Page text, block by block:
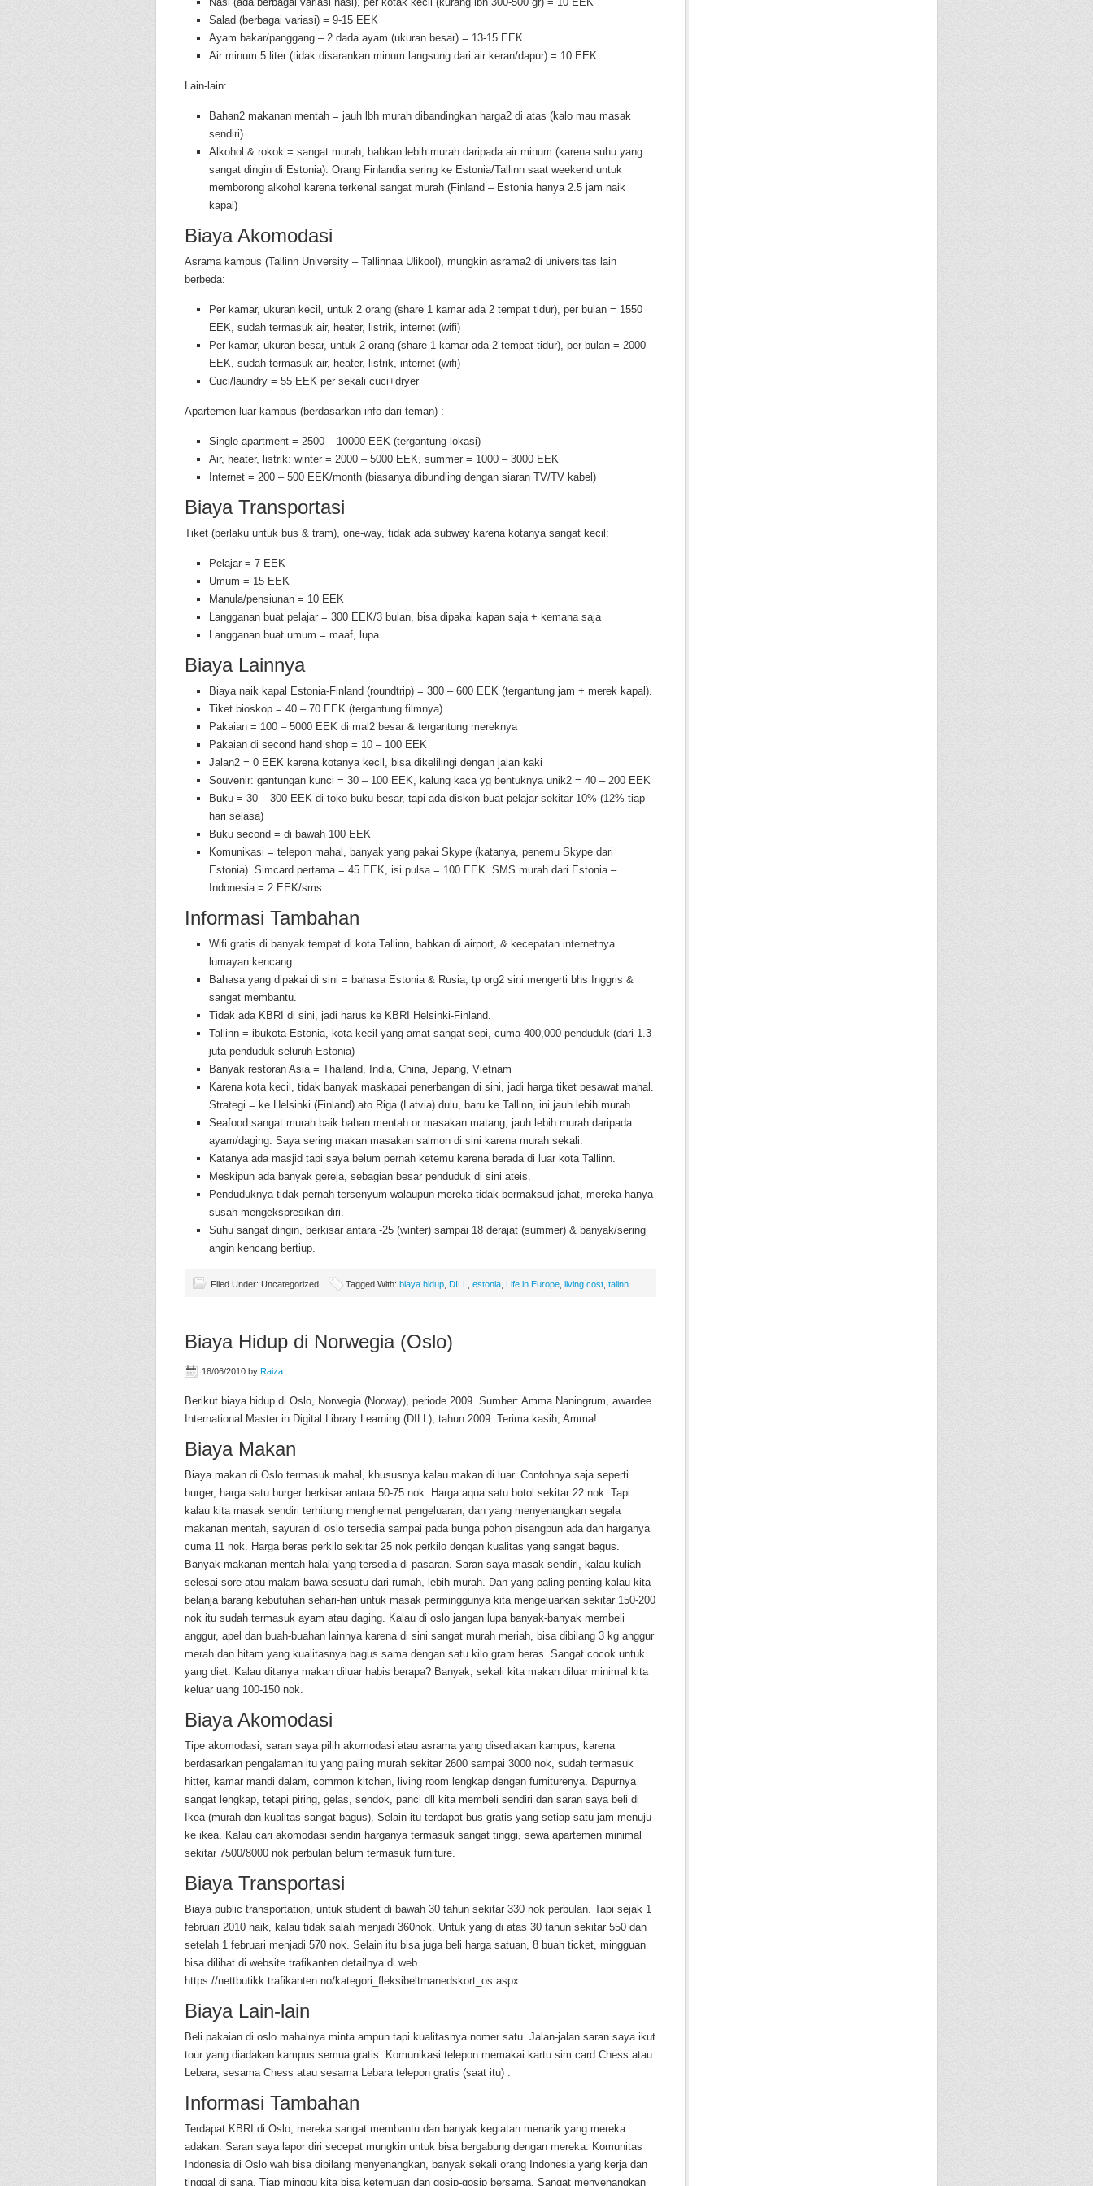
Salad (berbagai variasi) = 9-15 EEK
Ayam bakar/panggang – 2 dada ayam (ukuran besar) = 13-15 EEK
Air minum 5 liter (tidak disarankan minum langsung dari air keran/dapur) = 10 EEK
Lain-lain:
Bahan2 makanan mentah = jauh lbh murah dibandingkan harga2 di atas (kalo mau masak
sendiri)
Alkohol & rokok = sangat murah, bahkan lebih murah daripada air minum (karena suhu yang
sangat dingin di Estonia). Orang Finlandia sering ke Estonia/Tallinn saat weekend untuk
memborong alkohol karena terkenal sangat murah (Finland – Estonia hanya 2.5 jam naik
kapal)
Biaya Akomodasi
Asrama kampus (Tallinn University – Tallinnaa Ulikool), mungkin asrama2 di universitas lain
berbeda:
Per kamar, ukuran kecil, untuk 2 orang (share 1 kamar ada 2 tempat tidur), per bulan = 1550
EEK, sudah termasuk air, heater, listrik, internet (wifi)
Per kamar, ukuran besar, untuk 2 orang (share 1 kamar ada 2 tempat tidur), per bulan = 2000
EEK, sudah termasuk air, heater, listrik, internet (wifi)
Cuci/laundry = 55 EEK per sekali cuci+dryer
Apartemen luar kampus (berdasarkan info dari teman) :
Single apartment = 2500 – 10000 EEK (tergantung lokasi)
Air, heater, listrik: winter = 2000 – 5000 EEK, summer = 1000 – 3000 EEK
Internet = 200 – 500 EEK/month (biasanya dibundling dengan siaran TV/TV kabel)
Biaya Transportasi
Tiket (berlaku untuk bus & tram), one-way, tidak ada subway karena kotanya sangat kecil:
Pelajar = 7 EEK
Umum = 15 EEK
Manula/pensiunan = 10 EEK
Langganan buat pelajar = 300 EEK/3 bulan, bisa dipakai kapan saja + kemana saja
Langganan buat umum = maaf, lupa
Biaya Lainnya
Biaya naik kapal Estonia-Finland (roundtrip) = 300 – 600 EEK (tergantung jam + merek kapal).
Tiket bioskop = 40 – 70 EEK (tergantung filmnya)
Pakaian = 100 – 5000 EEK di mal2 besar & tergantung mereknya
Pakaian di second hand shop = 10 – 100 EEK
Jalan2 = 0 EEK karena kotanya kecil, bisa dikelilingi dengan jalan kaki
Souvenir: gantungan kunci = 30 – 100 EEK, kalung kaca yg bentuknya unik2 = 40 – 200 EEK
Buku = 30 – 300 EEK di toko buku besar, tapi ada diskon buat pelajar sekitar 10% (12% tiap
hari selasa)
Buku second = di bawah 100 EEK
Komunikasi = telepon mahal, banyak yang pakai Skype (katanya, penemu Skype dari
Estonia). Simcard pertama = 45 EEK, isi pulsa = 100 EEK. SMS murah dari Estonia –
Indonesia = 2 EEK/sms.
Informasi Tambahan
Wifi gratis di banyak tempat di kota Tallinn, bahkan di airport, & kecepatan internetnya
lumayan kencang
Bahasa yang dipakai di sini = bahasa Estonia & Rusia, tp org2 sini mengerti bhs Inggris &
sangat membantu.
Tidak ada KBRI di sini, jadi harus ke KBRI Helsinki-Finland.
Tallinn = ibukota Estonia, kota kecil yang amat sangat sepi, cuma 400,000 penduduk (dari 1.3
juta penduduk seluruh Estonia)
Banyak restoran Asia = Thailand, India, China, Jepang, Vietnam
Karena kota kecil, tidak banyak maskapai penerbangan di sini, jadi harga tiket pesawat mahal.
Strategi = ke Helsinki (Finland) ato Riga (Latvia) dulu, baru ke Tallinn, ini jauh lebih murah.
Seafood sangat murah baik bahan mentah or masakan matang, jauh lebih murah daripada
ayam/daging. Saya sering makan masakan salmon di sini karena murah sekali.
Katanya ada masjid tapi saya belum pernah ketemu karena berada di luar kota Tallinn.
Meskipun ada banyak gereja, sebagian besar penduduk di sini ateis.
Penduduknya tidak pernah tersenyum walaupun mereka tidak bermaksud jahat, mereka hanya
susah mengekspresikan diri.
Suhu sangat dingin, berkisar antara -25 (winter) sampai 18 derajat (summer) & banyak/sering
angin kencang bertiup.
Filed Under: Uncategorized Tagged With: biaya hidup DILL estonia Life in Europe living cost talinn
Biaya Hidup di Norwegia (Oslo)
18/06/2010 by Raiza
Berikut biaya hidup di Oslo, Norwegia (Norway), periode 2009. Sumber: Amma Naningrum, awardee
International Master in Digital Library Learning (DILL), tahun 2009. Terima kasih, Amma!
Biaya Makan
Biaya makan di Oslo termasuk mahal, khususnya kalau makan di luar. Contohnya saja seperti
burger, harga satu burger berkisar antara 50-75 nok. Harga aqua satu botol sekitar 22 nok. Tapi
kalau kita masak sendiri terhitung menghemat pengeluaran, dan yang menyenangkan segala
makanan mentah, sayuran di oslo tersedia sampai pada bunga pohon pisangpun ada dan harganya
cuma 11 nok. Harga beras perkilo sekitar 25 nok perkilo dengan kualitas yang sangat bagus.
Banyak makanan mentah halal yang tersedia di pasaran. Saran saya masak sendiri, kalau kuliah
selesai sore atau malam bawa sesuatu dari rumah, lebih murah. Dan yang paling penting kalau kita
belanja barang kebutuhan sehari-hari untuk masak perminggunya kita mengeluarkan sekitar 150-200
nok itu sudah termasuk ayam atau daging. Kalau di oslo jangan lupa banyak-banyak membeli
anggur, apel dan buah-buahan lainnya karena di sini sangat murah meriah, bisa dibilang 3 kg anggur
merah dan hitam yang kualitasnya bagus sama dengan satu kilo gram beras. Sangat cocok untuk
yang diet. Kalau ditanya makan diluar habis berapa? Banyak, sekali kita makan diluar minimal kita
keluar uang 100-150 nok.
Biaya Akomodasi
Tipe akomodasi, saran saya pilih akomodasi atau asrama yang disediakan kampus, karena
berdasarkan pengalaman itu yang paling murah sekitar 2600 sampai 3000 nok, sudah termasuk
hitter, kamar mandi dalam, common kitchen, living room lengkap dengan furniturenya. Dapurnya
sangat lengkap, tetapi piring, gelas, sendok, panci dll kita membeli sendiri dan saran saya beli di
Ikea (murah dan kualitas sangat bagus). Selain itu terdapat bus gratis yang setiap satu jam menuju
ke ikea. Kalau cari akomodasi sendiri harganya termasuk sangat tinggi, sewa apartemen minimal
sekitar 7500/8000 nok perbulan belum termasuk furniture.
Biaya Transportasi
Biaya public transportation, untuk student di bawah 30 tahun sekitar 330 nok perbulan. Tapi sejak 1
februari 2010 naik, kalau tidak salah menjadi 360nok. Untuk yang di atas 30 tahun sekitar 550 dan
setelah 1 februari menjadi 570 nok. Selain itu bisa juga beli harga satuan, 8 buah ticket, mingguan
bisa dilihat di website trafikanten detailnya di web
https://nettbutikk.trafikanten.no/kategori_fleksibeltmanedskort_os.aspx
Biaya Lain-lain
Beli pakaian di oslo mahalnya minta ampun tapi kualitasnya nomer satu. Jalan-jalan saran saya ikut
tour yang diadakan kampus semua gratis. Komunikasi telepon memakai kartu sim card Chess atau
Lebara, sesama Chess atau sesama Lebara telepon gratis (saat itu) .
Informasi Tambahan
Terdapat KBRI di Oslo, mereka sangat membantu dan banyak kegiatan menarik yang mereka
adakan. Saran saya lapor diri secepat mungkin untuk bisa bergabung dengan mereka. Komunitas
Indonesia di Oslo wah bisa dibilang menyenangkan, banyak sekali orang Indonesia yang kerja dan
tinggal di sana. Tiap minggu kita bisa ketemuan dan gosip-gosip bersama. Sangat menyenangkan